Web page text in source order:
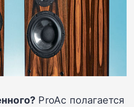
ProAc полагается